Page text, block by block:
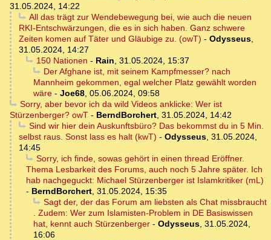
31.05.2024, 14:22
All das trägt zur Wendebewegung bei, wie auch die neuen
RKI-Entschwärzungen, die es in sich haben. Ganz schwere
Zeiten komen auf Täter und Gläubige zu. (owT) - Odysseus,
31.05.2024, 14:27
150 Nationen - Rain, 31.05.2024, 15:37
Der Afghane ist, mit seinem Kampfmesser? nach
Mannheim gekommen, egal welcher Platz gewählt worden
wäre - Joe68, 05.06.2024, 09:58
Sorry, aber bevor ich da wild Videos anklicke: Wer ist
Stürzenberger? owT - BerndBorchert, 31.05.2024, 14:42
Sind wir hier dein Auskunftsbüro? Das bekommst du in 5 Min.
selbst raus. Sonst lass es halt (kwT) - Odysseus, 31.05.2024,
14:45
Sorry, ich finde, sowas gehört in einen thread Eröffner.
Thema Lesbarkeit des Forums, auch noch 5 Jahre später. Ich
hab nachgeguckt: Michael Stürzenberger ist Islamkritiker (mL)
- BerndBorchert, 31.05.2024, 15:35
Sagt der, der das Forum am liebsten als Chat missbraucht
. Zudem: Wer zum Islamisten-Problem in DE Basiswissen
hat, kennt auch Stürzenberger - Odysseus, 31.05.2024,
16:06